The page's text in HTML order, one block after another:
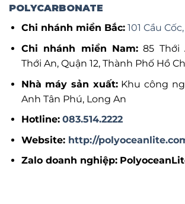
POLYCARBONATE
Chi nhánh miền Bắc: 101 Cầu
Chi nhánh miền Nam: 85 Thới
Thới An, Quận 12, Thành Phố Hồ
Nhà máy sản xuất:Khu công
Anh Tân Phú, Long An
Hotline: 083.514.2222
Website: http://
Zalo doanh nghiệp: